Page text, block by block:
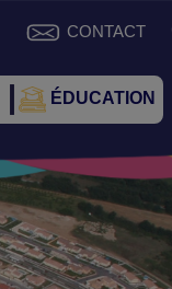
CONTACT
ÉDUCATION